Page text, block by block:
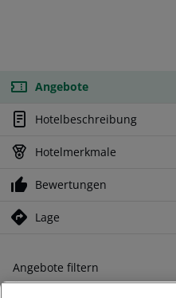
Angebote
Hotelbeschreibung
Hotelmerkmale
Bewertungen
Lage
Angebote filtern
Ändern Sie Ihre Kriterien